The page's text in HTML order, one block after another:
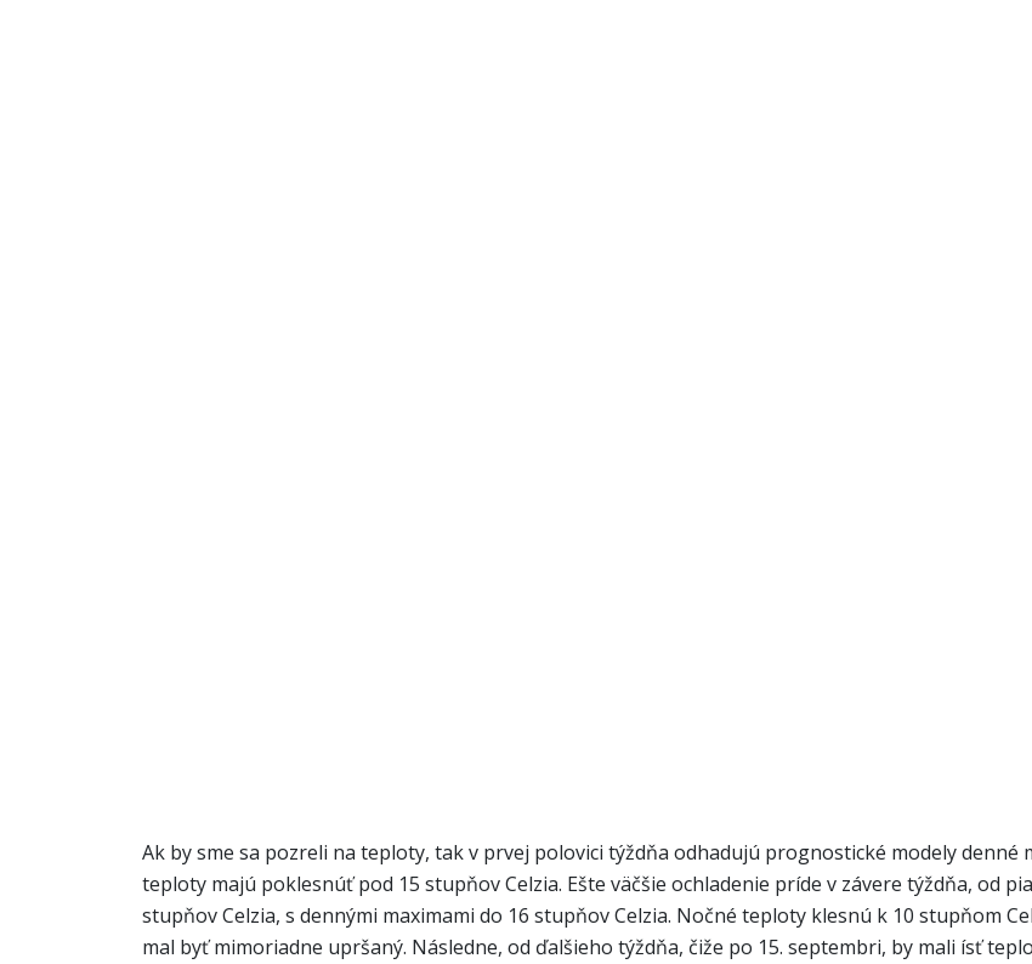
Ak by sme sa pozreli na teploty, tak v prvej polovici týždňa odhadujú prognostické modely denné
teploty majú poklesnúť pod 15 stupňov Celzia. Ešte väčšie ochladenie príde v závere týždňa, od
stupňov Celzia, s dennými maximami do 16 stupňov Celzia. Nočné teploty klesnú k 10 stupňom
mal byť mimoriadne upršaný. Následne, od ďalšieho týždňa, čiže po 15. septembri, by mali ísť